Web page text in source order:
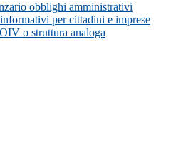
obblighi amministrativi
per cittadini e imprese
o struttura analoga